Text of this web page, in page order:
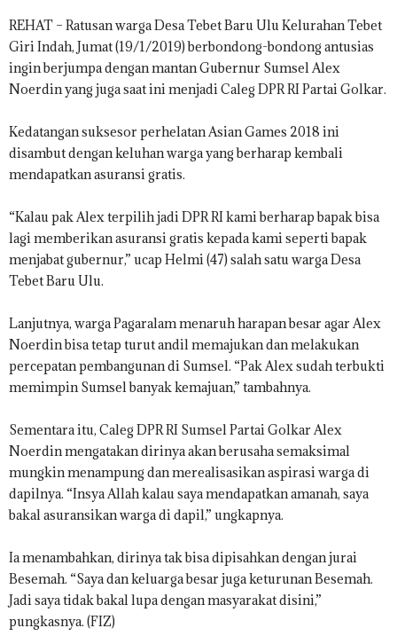
REHAT – Ratusan warga Desa Tebet Baru Ulu Kelurahan Tebet
Giri Indah, Jumat (19/1/2019) berbondong-bondong antusias
ingin berjumpa dengan mantan Gubernur Sumsel Alex
Noerdin yang juga saat ini menjadi Caleg DPR RI Partai Golkar.
Kedatangan suksesor perhelatan Asian Games 2018 ini
disambut dengan keluhan warga yang berharap kembali
mendapatkan asuransi gratis.
“Kalau pak Alex terpilih jadi DPR RI kami berharap bapak bisa
lagi memberikan asuransi gratis kepada kami seperti bapak
menjabat gubernur,” ucap Helmi (47) salah satu warga Desa
Tebet Baru Ulu.
Lanjutnya, warga Pagaralam menaruh harapan besar agar Alex
Noerdin bisa tetap turut andil memajukan dan melakukan
percepatan pembangunan di Sumsel. “Pak Alex sudah terbukti
memimpin Sumsel banyak kemajuan,” tambahnya.
Sementara itu, Caleg DPR RI Sumsel Partai Golkar Alex
Noerdin mengatakan dirinya akan berusaha semaksimal
mungkin menampung dan merealisasikan aspirasi warga di
dapilnya. “Insya Allah kalau saya mendapatkan amanah, saya
bakal asuransikan warga di dapil,” ungkapnya.
Ia menambahkan, dirinya tak bisa dipisahkan dengan jurai
Besemah. “Saya dan keluarga besar juga keturunan Besemah.
Jadi saya tidak bakal lupa dengan masyarakat disini,”
pungkasnya. (FIZ)